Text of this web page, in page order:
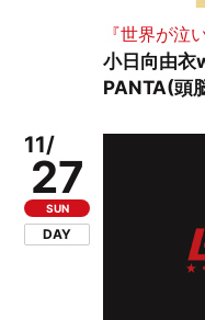
『世界が泣
小日向由衣
PANTA(頭
11/
27
SUN
DAY